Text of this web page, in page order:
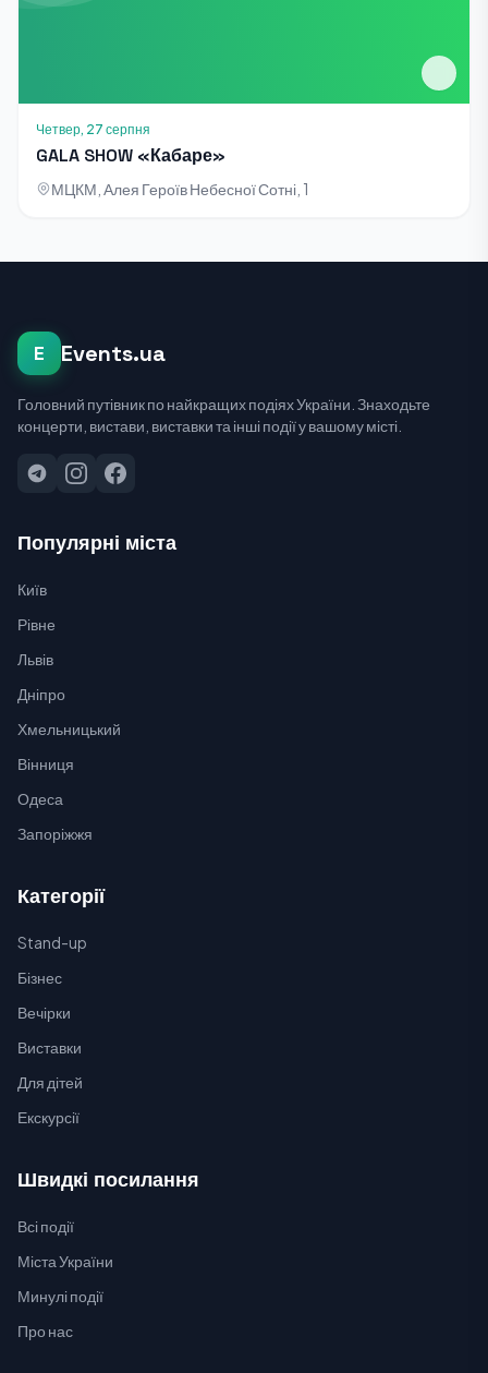
Четвер, 27 серпня
GALA SHOW «Кабаре»
МЦКМ, Алея Героїв Небесної Сотні, 1
E Events.ua
Головний путівник по найкращих подіях України. Знаходьте
концерти, вистави, виставки та інші події у вашому місті.
Популярні міста
Київ
Рівне
Львів
Дніпро
Хмельницький
Вінниця
Одеса
Запоріжжя
Категорії
Stand-up
Бізнес
Вечірки
Виставки
Для дітей
Екскурсії
Швидкі посилання
Всі події
Міста України
Минулі події
Про нас